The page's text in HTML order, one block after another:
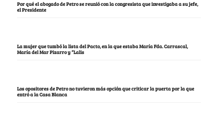
Por qué el abogado de Petro se reunió con la congresista que investigaba a su jefe,
el Presidente
La mujer que tumbó la lista del Pacto, en la que estaba María Fda. Carrascal,
María del Mar Pizarro y “Lalis
Los opositores de Petro no tuvieron más opción que criticar la puerta por la que
entró a la Casa Blanca